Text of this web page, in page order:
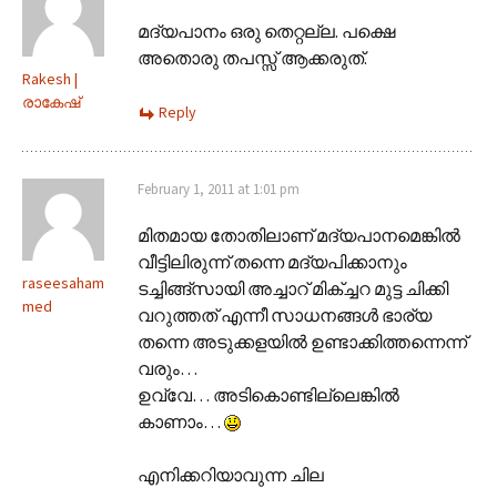
Rakesh |
രാകേഷ്
മദ്യപാനം ഒരു തെറ്റല്ല. പക്ഷെ
അതൊരു തപസ്സ് ആക്കരുത്.
Reply
raseesaham
med
February 1, 2011 at 1:01 pm
മിതമായ തോതിലാണ് മദ്യപാനമെങ്കില്‍
വീട്ടിലിരുന്ന് തന്നെ മദ്യപിക്കാനും
ടച്ചിങ്ങ്‌സായി അച്ചാറ് മിക്ച്ചറ മുട്ട ചിക്കി
വറുത്തത് എന്നീ സാധനങ്ങള്‍ ഭാര്യ
തന്നെ അടുക്കളയില്‍ ഉണ്ടാക്കിത്തന്നെന്ന്
വരും…
ഉവ്വേ… അടികൊണ്ടില്ലെങ്കില്‍
കാണാം…
എനിക്കറിയാവുന്ന ചില